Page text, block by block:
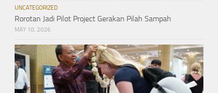
UNCATEGORIZED
Rorotan Jadi Pilot Project Gerakan Pilah Sampah
MAY 10, 2026